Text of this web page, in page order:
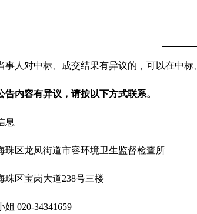
对中标、成交结果有异议的，可以在中标
告内容有异议 ，请按以下方式联系。
息
区龙凤街道市容环境卫生监督检查所
区宝岗大道238号三楼
020-34341659